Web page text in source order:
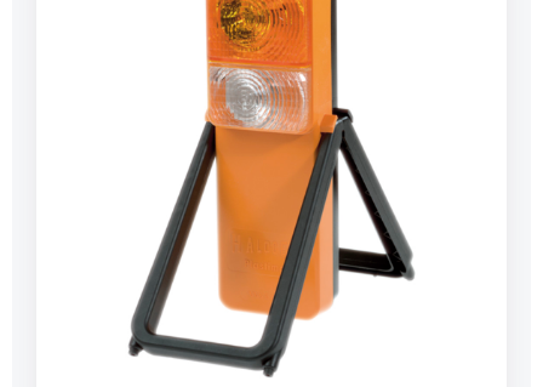
Dauerlicht möglichLieferumfang:1 Stück
Warnblinkleuchte ohne
BatterienDaten:Ausführung: LED Abmessung L x
B x H: 220 x 80 x 55 mmGewicht: 228 g